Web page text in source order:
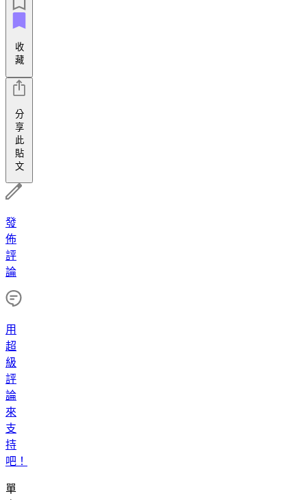
收
藏
分
享
此
貼
文
發
佈
評
論
用
超
級
評
論
來
支
持
吧！
單